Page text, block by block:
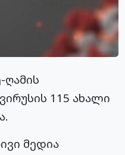
115 ახალი
მედია